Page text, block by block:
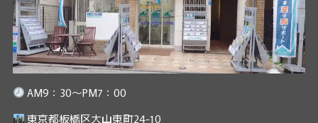
AM9：30～PM7：00
東京都板橋区大山東町24-10